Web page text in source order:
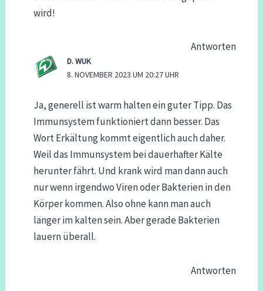
wird!
Antworten
D. WUK
8. NOVEMBER 2023 UM 20:27 UHR
Ja, generell ist warm halten ein guter Tipp. Das
Immunsystem funktioniert dann besser. Das
Wort Erkältung kommt eigentlich auch daher.
Weil das Immunsystem bei dauerhafter Kälte
herunter fährt. Und krank wird man dann auch
nur wenn irgendwo Viren oder Bakterien in den
Körper kommen. Also ohne kann man auch
länger im kalten sein. Aber gerade Bakterien
lauern überall.
Antworten